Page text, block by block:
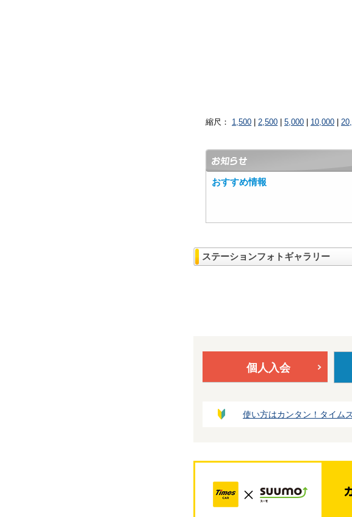
縮尺： 1,500 2,500 5,000 10,000
おすすめ情報
ステーションフォトギャラリー
個人入会
使い方はカンタン！タイム